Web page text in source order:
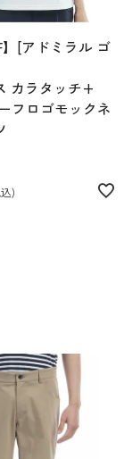
】[アドミラル ゴ
カラタッチ+
フロゴモックネ